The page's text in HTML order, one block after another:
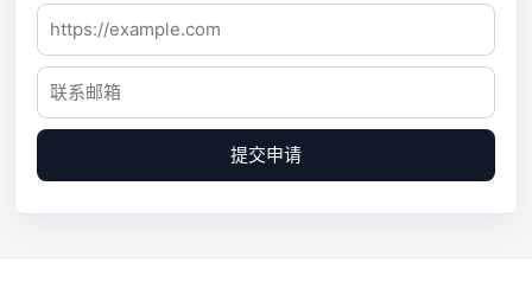
提交申请